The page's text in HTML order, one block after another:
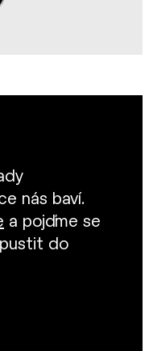
nás baví.
a pojďme se
do